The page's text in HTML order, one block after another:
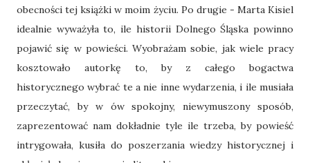
obecności tej książki w moim życiu. Po drugie - Marta Kisiel
idealnie wyważyła to, ile historii Dolnego Śląska powinno
pojawić się w powieści. Wyobrażam sobie, jak wiele pracy
kosztowało autorkę to, by z całego bogactwa
historycznego wybrać te a nie inne wydarzenia, i ile musiała
przeczytać, by w ów spokojny, niewymuszony sposób,
zaprezentować nam dokładnie tyle ile trzeba, by powieść
intrygowała, kusiła do poszerzania wiedzy historycznej i